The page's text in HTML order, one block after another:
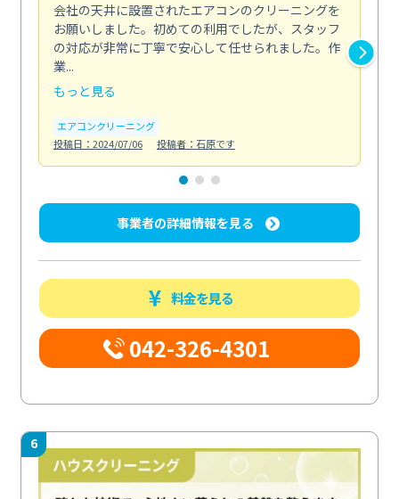
会社の天井に設置されたエアコンのクリーニングを
お願いしました。初めての利用でしたが、スタッフ
の対応が非常に丁寧で安心して任せられました。作
業...
もっと見る
エアコンクリーニング
投稿日：2024/07/06
投稿者：石原です
事業者の詳細情報を見る
料金を見る
042-326-4301
6